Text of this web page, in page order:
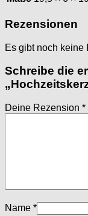
Rezensionen
Es gibt noch keine
Schreibe die
Deine Rezension *
Name *